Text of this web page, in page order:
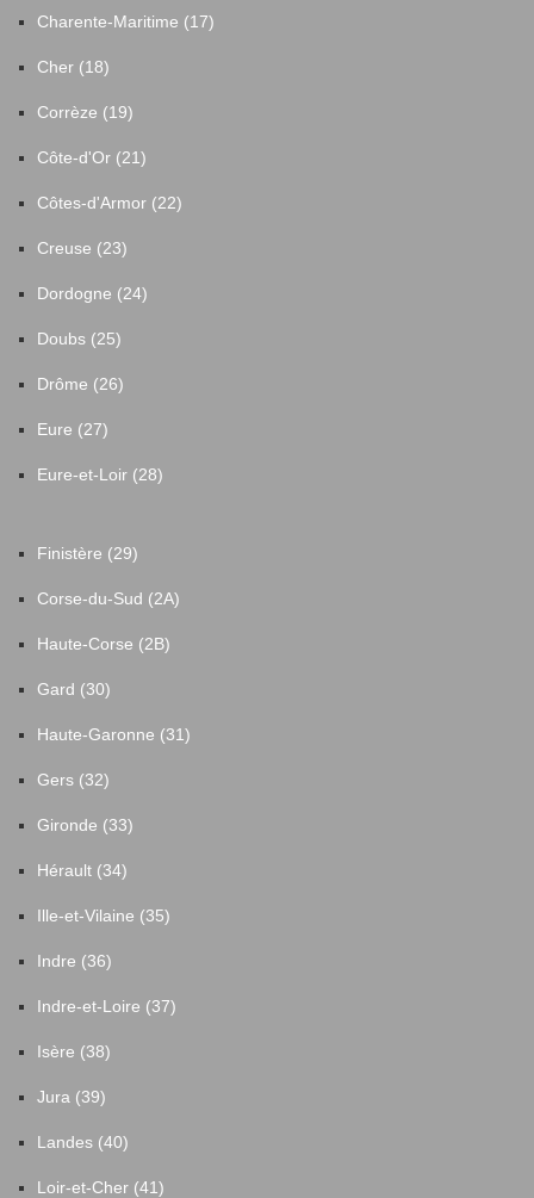
Charente-Maritime (17)
Cher (18)
Corrèze (19)
Côte-d'Or (21)
Côtes-d'Armor (22)
Creuse (23)
Dordogne (24)
Doubs (25)
Drôme (26)
Eure (27)
Eure-et-Loir (28)
Finistère (29)
Corse-du-Sud (2A)
Haute-Corse (2B)
Gard (30)
Haute-Garonne (31)
Gers (32)
Gironde (33)
Hérault (34)
Ille-et-Vilaine (35)
Indre (36)
Indre-et-Loire (37)
Isère (38)
Jura (39)
Landes (40)
Loir-et-Cher (41)